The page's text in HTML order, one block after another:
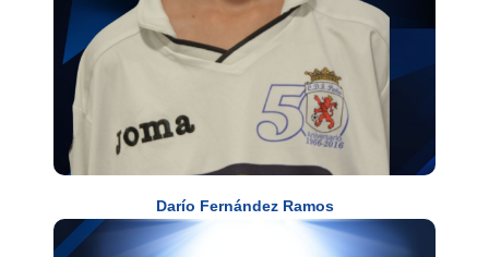
Darío Fernández Ramos